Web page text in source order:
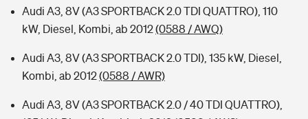
Audi A3, 8V (A3 SPORTBACK 2.0 TDI QUATTRO), 110
kW, Diesel, Kombi, ab 2012(0588 / AWQ)
Audi A3, 8V (A3 SPORTBACK 2.0 TDI), 135 kW, Diesel,
Kombi, ab 2012(0588 / AWR)
Audi A3, 8V (A3 SPORTBACK 2.0 / 40 TDI QUATTRO),